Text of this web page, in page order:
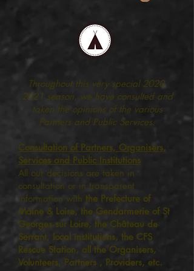
Throughout this very special 2020-
2021 season, we have consulted and
taken the opinions of the various
Partners and Public Services.
Consultation of Partners, Organisers,
Services and Public Institutions
All our decisions are taken in
consultation or in transparent
information with the Prefecture of
Maine & Loire, the Gendarmerie of St
Georges sur Loire, the Château de
Serrant, local institutions, the CFS
Rescue Station, all the Organisers,
Volunteers, Partners , Providers, etc.